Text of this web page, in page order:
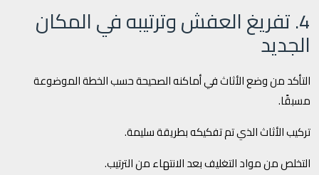
4. تفريغ العفش وترتيبه في المكان
الجديد
التأكد من وضع الأثاث في أماكنه الصحيحة حسب الخطة الموضوعة
مسبقًا.
تركيب الأثاث الذي تم تفكيكه بطريقة سليمة.
التخلص من مواد التغليف بعد الانتهاء من الترتيب.